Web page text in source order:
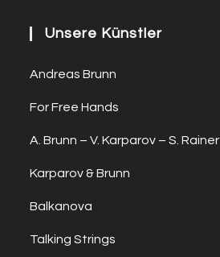
Unsere Künstler
Andreas Brunn
For Free Hands
A. Brunn – V. Karparov – S. Rainer
Karparov & Brunn
Balkanova
Talking Strings